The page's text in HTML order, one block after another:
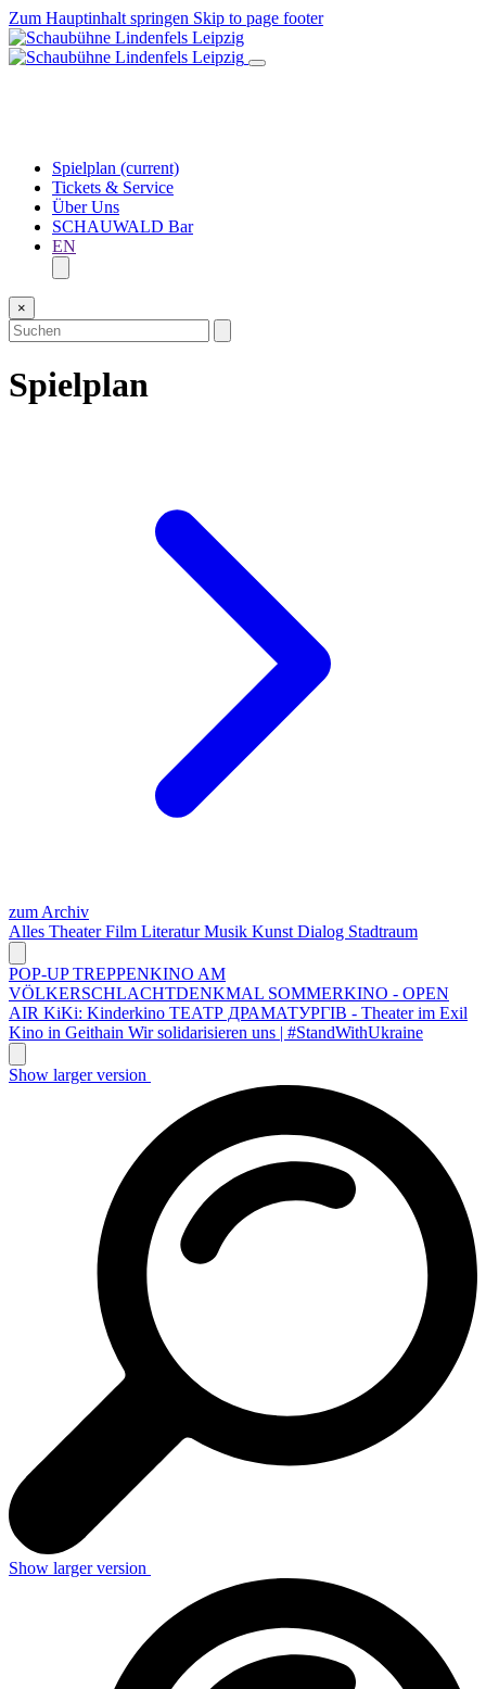
Zum Hauptinhalt springen Skip to page footer
Spielplan (current)
Tickets & Service
Über Uns
SCHAUWALD Bar
EN
×
Spielplan
zum Archiv
Alles TheaterFilm LiteraturMusik Kunst Dialog Stadtraum
POP-UP TREPPENKINO AM
VÖLKERSCHLACHTDENKMAL SOMMERKINO - OPEN
AIR KiKi: Kinderkino ТЕАТР ДРАМАТУРГІВ - Theater im Exil
Kino in Geithain Wir solidarisieren uns | #StandWithUkraine
Show larger version
Show larger version